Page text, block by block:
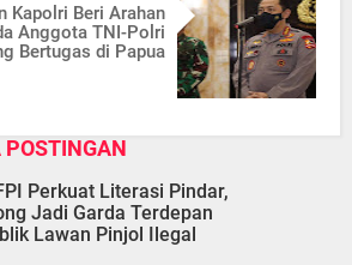
Kapolri Beri Arahan
Anggota TNI-Polri
Bertugas di Papua
POSTINGAN
Perkuat Literasi Pindar,
Jadi Garda Terdepan
Lawan Pinjol Ilegal